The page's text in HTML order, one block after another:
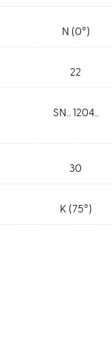
N (0°)
22
SN.. 1204..
30
K (75°)